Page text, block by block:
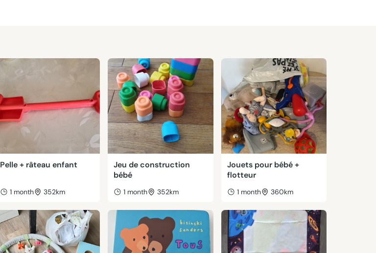
Pelle + râteau enfant
1 month 352km
Jeu de construction
bébé
1 month 352km
Jouets pour bébé +
flotteur
1 month 360km